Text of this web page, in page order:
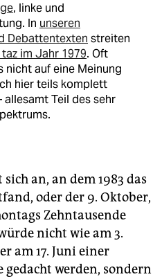
, linke und
In unseren
Debattentexten streiten
im Jahr 1979. Oft
nicht auf eine Meinung
hier teils komplett
Teil des sehr
an, an dem 1983 das
oder der 9. Oktober,
Zehntausende
nicht wie am 3.
am 17. Juni einer
werden, sondern